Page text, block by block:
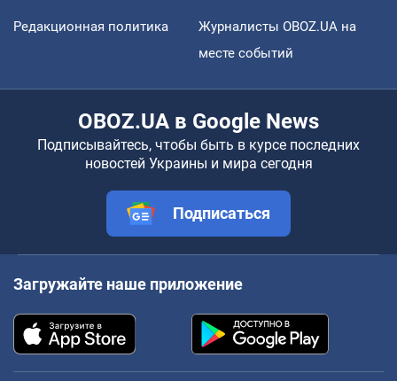
Редакционная политика
Журналисты OBOZ.UA на
месте событий
OBOZ.UA в Google News
Подписывайтесь, чтобы быть в курсе последних
новостей Украины и мира сегодня
Подписаться
Загружайте наше приложение